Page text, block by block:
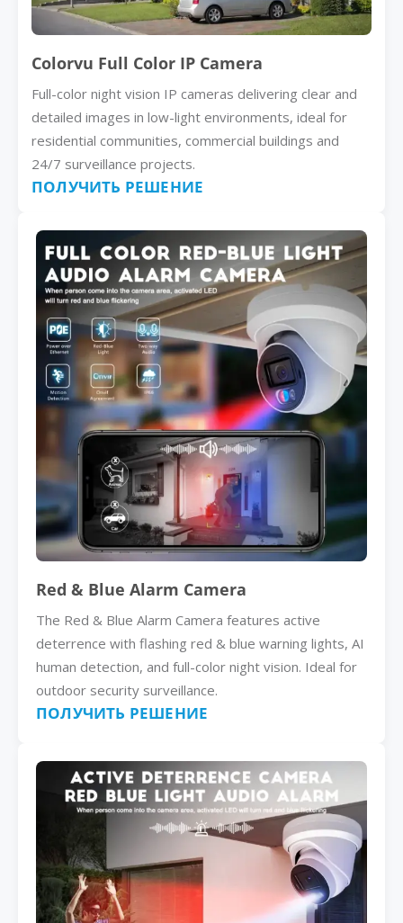
Colorvu Full Color IP Camera
Full-color night vision IP cameras delivering clear and
detailed images in low-light environments, ideal for
residential communities, commercial buildings and
24/7 surveillance projects.
ПОЛУЧИТЬ РЕШЕНИЕ
Red & Blue Alarm Camera
The Red & Blue Alarm Camera features active
deterrence with flashing red & blue warning lights, AI
human detection, and full-color night vision. Ideal for
outdoor security surveillance.
ПОЛУЧИТЬ РЕШЕНИЕ